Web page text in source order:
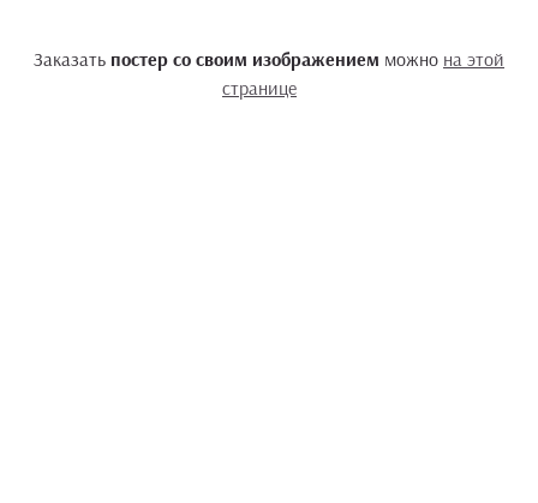
Заказать постер со своим изображением можно на этой
странице